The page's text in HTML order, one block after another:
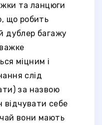
та ланцюги
що робить
дублер багажу
міцним і
слід
за назвою
відчувати себе
вони мають